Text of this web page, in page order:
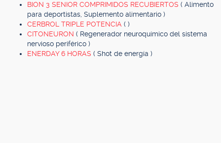
BION 3 SENIOR COMPRIMIDOS RECUBIERTOS ( Alimento
para deportistas, Suplemento alimentario )
CERBROL TRIPLE POTENCIA ( )
CITONEURON ( Regenerador neuroquímico del sistema
nervioso periférico )
ENERDAY 6 HORAS ( Shot de energía )